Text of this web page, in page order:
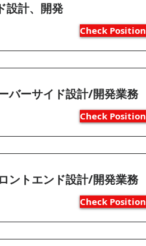
設計、開発
Check Position
バーサイド設計/開発業務
Check Position
ントエンド設計/開発業務
Check Position